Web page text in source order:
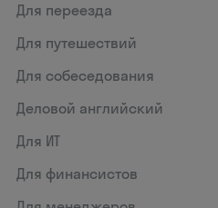
Для переезда
Для путешествий
Для собеседования
Деловой английский
Для ИТ
Для финансистов